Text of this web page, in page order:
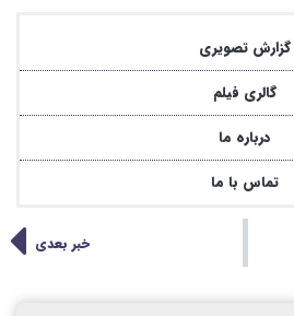
گزارش تصویری
گالری فیلم
درباره ما
تماس با ما
خبر بعدی